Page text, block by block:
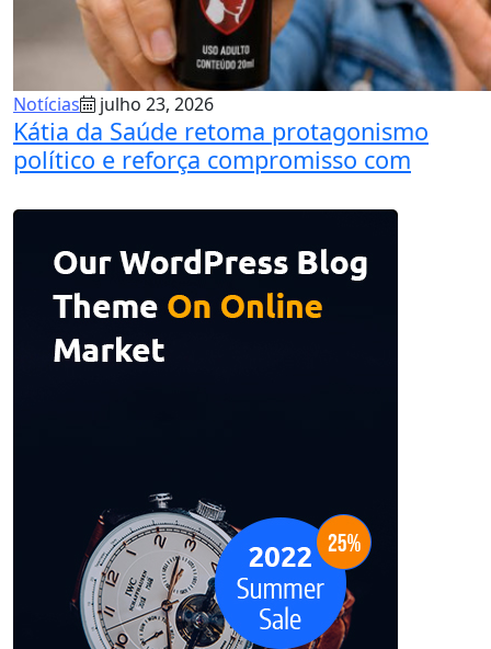
Notícias julho 23, 2026
Kátia da Saúde retoma protagonismo
político e reforça compromisso com